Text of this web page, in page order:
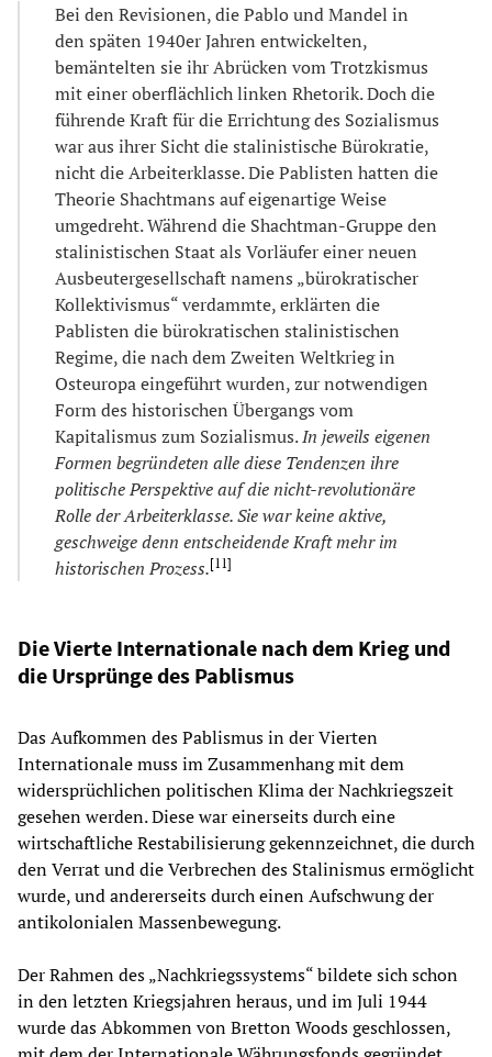
Bei den Revisionen, die Pablo und Mandel in
den späten 1940er Jahren entwickelten,
bemäntelten sie ihr Abrücken vom Trotzkismus
mit einer oberflächlich linken Rhetorik. Doch die
führende Kraft für die Errichtung des Sozialismus
war aus ihrer Sicht die stalinistische Bürokratie,
nicht die Arbeiterklasse. Die Pablisten hatten die
Theorie Shachtmans auf eigenartige Weise
umgedreht. Während die Shachtman-Gruppe den
stalinistischen Staat als Vorläufer einer neuen
Ausbeutergesellschaft namens „bürokratischer
Kollektivismus“ verdammte, erklärten die
Pablisten die bürokratischen stalinistischen
Regime, die nach dem Zweiten Weltkrieg in
Osteuropa eingeführt wurden, zur notwendigen
Form des historischen Übergangs vom
Kapitalismus zum Sozialismus.In jeweils eigenen
Formen begründeten alle diese Tendenzen ihre
politische Perspektive auf die nicht-revolutionäre
Rolle der Arbeiterklasse. Sie war keine aktive,
geschweige denn entscheidende Kraft mehr im
historischen Prozess.[11]
Die Vierte Internationale nach dem Krieg und
die Ursprünge des Pablismus
Das Aufkommen des Pablismus in der Vierten
Internationale muss im Zusammenhang mit dem
widersprüchlichen politischen Klima der Nachkriegszeit
gesehen werden. Diese war einerseits durch eine
wirtschaftliche Restabilisierung gekennzeichnet, die durch
den Verrat und die Verbrechen des Stalinismus ermöglicht
wurde, und andererseits durch einen Aufschwung der
antikolonialen Massenbewegung.
Der Rahmen des „Nachkriegssystems“ bildete sich schon
in den letzten Kriegsjahren heraus, und im Juli 1944
wurde das Abkommen von Bretton Woods geschlossen,